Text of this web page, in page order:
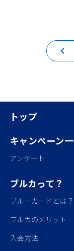
keyboard_arrow_left
トップ
キャンペーン
アンケート
ブルカって？
ブルーカードとは？
ブルカのメリット
入会方法